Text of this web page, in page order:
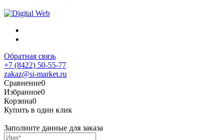
Обратная связь
+7 (8422) 50-55-77
zakaz@si-market.ru
Сравнение0
Избранное0
Корзина0
Купить в один клик
Заполните данные для заказа